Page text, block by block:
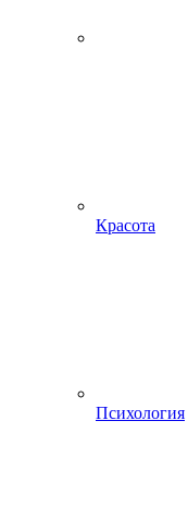
Красота
Психология